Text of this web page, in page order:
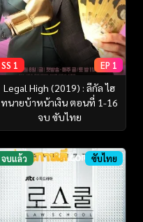
SS 1 EP 1
Legal High (2019) : ลีกัล ไฮ
ทนายบ้าหน้าเงิน ตอนที่ 1-16
จบ ซับไทย
จบแล้ว ซับไทย